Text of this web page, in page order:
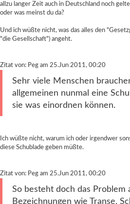
allzu langer Zeit auch in Deutschland noch
oder was meinst du da?
Und ich wüßte nicht, was das alles den
"die Gesellschaft") angeht.
Zitat von: Peg am 25.Jun 2011, 00:20
Sehr viele Menschen
allgemeinen nunmal eine
sie was einordnen können.
Ich wüßte nicht, warum ich oder irgendwer
diese Schublade geben müßte.
Zitat von: Peg am 25.Jun 2011, 00:20
So besteht doch das Problem
Bezeichnungen wie Transe,